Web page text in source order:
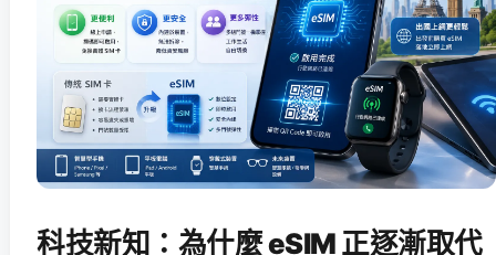
科技新知：為什麼 eSIM 正逐漸取代